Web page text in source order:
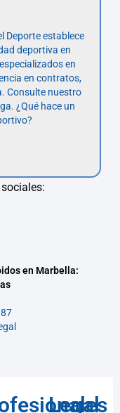
Deporte establece
deportiva en
en
en contratos,
Consulte nuestro
¿Qué hace un
en Marbella:
Legal